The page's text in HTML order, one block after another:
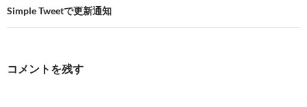
ビ
ゲ
Simple Tweetで更新通知
コメントを残す